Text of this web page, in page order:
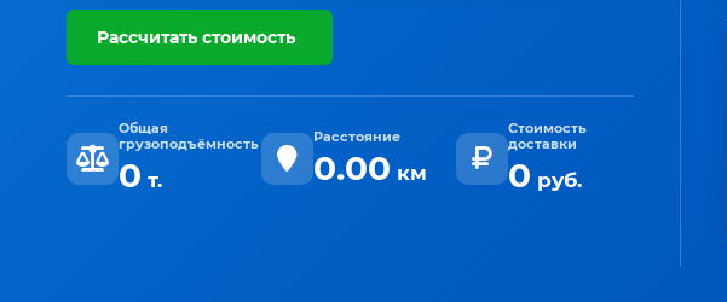
Рассчитать стоимость
Общая
грузоподъёмность
0 т.
Расстояние
0.00 км
Стоимость
доставки
0 руб.